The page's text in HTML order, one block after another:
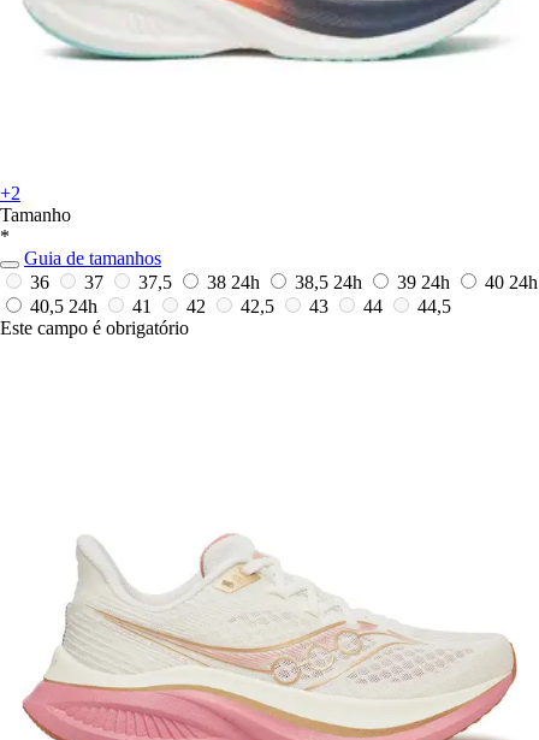
+2
Tamanho
*
Guia de tamanhos
36
37 37,5 38 24h 38,5 24h 39 24h 40 24h
40,5 24h 41 42 42,5 43 44
44,5
Este campo é obrigatório